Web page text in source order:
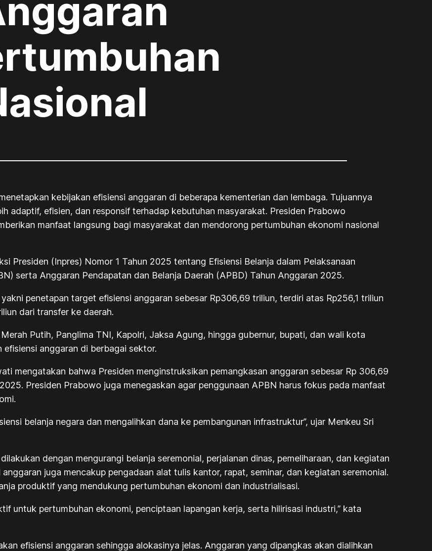
kebijakan efisiensi anggaran di beberapa kementerian dan lembaga. Tujuannya
adaptif, efisien, dan responsif terhadap kebutuhan masyarakat. Presiden Prabowo
manfaat langsung bagi masyarakat dan mendorong pertumbuhan ekonomi nasional
Presiden (Inpres) Nomor 1 Tahun 2025 tentang Efisiensi Belanja dalam Pelaksanaan
serta Anggaran Pendapatan dan Belanja Daerah (APBD) Tahun Anggaran 2025.
penetapan target efisiensi anggaran sebesar Rp306,69 triliun, terdiri atas Rp256,1 triliun
dari transfer ke daerah.
Putih, Panglima TNI, Kapolri, Jaksa Agung, hingga gubernur, bupati, dan wali kota
anggaran di berbagai sektor.
mengatakan bahwa Presiden menginstruksikan pemangkasan anggaran sebesar Rp 306,69
Presiden Prabowo juga menegaskan agar penggunaan APBN harus fokus pada manfaat
belanja negara dan mengalihkan dana ke pembangunan infrastruktur”, ujar Menkeu Sri
dengan mengurangi belanja seremonial, perjalanan dinas, pemeliharaan, dan kegiatan
juga mencakup pengadaan alat tulis kantor, rapat, seminar, dan kegiatan seremonial.
produktif yang mendukung pertumbuhan ekonomi dan industrialisasi.
untuk pertumbuhan ekonomi, penciptaan lapangan kerja, serta hilirisasi industri,” kata
efisiensi anggaran sehingga alokasinya jelas. Anggaran yang dipangkas akan dialihkan